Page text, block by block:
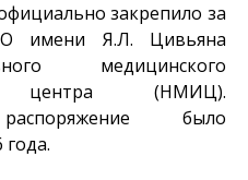
закрепило за
имени Я.Л. Цивьяна
медицинского
центра (НМИЦ).
было